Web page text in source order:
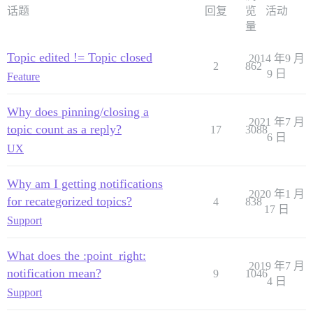
话题 回复
览
量
活动
Topic edited != Topic closed
Feature
2 862
2014 年9 月
9 日
Why does pinning/closing a
topic count as a reply?
UX
17 3088
2021 年7 月
6 日
Why am I getting notifications
for recategorized topics?
Support
4 838
2020 年1 月
17 日
What does the :point_right:
notification mean?
Support
9 1046
2019 年7 月
4 日